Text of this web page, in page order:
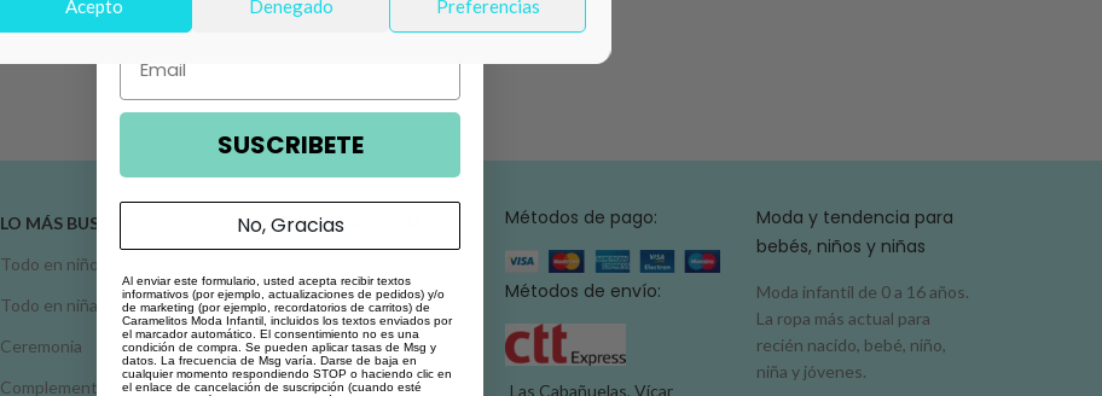
Acepto Denegado Preferencias
LO MÁS BUSCADO
Todo en niño
Todo en niña
Ceremonia
Complementos
MÁS INFORMACIÓN
Conoce Caramelitos
Condiciones de venta
Política de privacidad
Métodos de pago:
Métodos de envío:
Las Cabañuelas, Vícar
Moda y tendencia para
bebés, niños y niñas
Moda infantil de 0 a 16 años.
La ropa más actual para
recién nacido, bebé, niño,
niña y jóvenes.
SUSCRIBETE
No, Gracias
Al enviar este formulario, usted acepta recibir textos
informativos (por ejemplo, actualizaciones de pedidos) y/o
de marketing (por ejemplo, recordatorios de carritos) de
Caramelitos Moda Infantil, incluidos los textos enviados por
el marcador automático. El consentimiento no es una
condición de compra. Se pueden aplicar tasas de Msg y
datos. La frecuencia de Msg varía. Darse de baja en
cualquier momento respondiendo STOP o haciendo clic en
el enlace de cancelación de suscripción (cuando esté